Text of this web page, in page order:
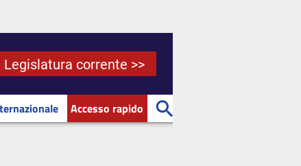
Legislatura corrente >>
Accesso rapido